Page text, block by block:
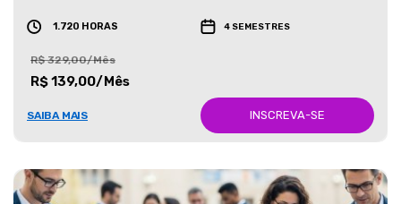
1.720 HORAS 4 SEMESTRES
R$ 329,00/Mês
R$ 139,00/Mês
SAIBA MAIS INSCREVA-SE